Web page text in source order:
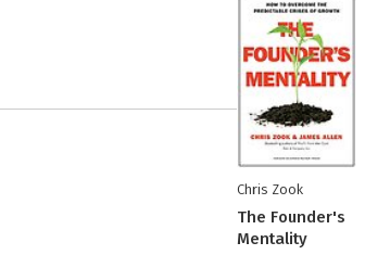
Chris Zook
The Founder's
Mentality